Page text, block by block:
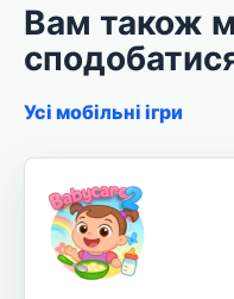
Вам також
Усі мобільні ігри